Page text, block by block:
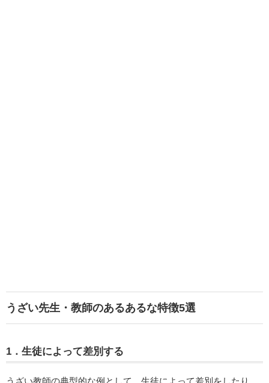
うざい先生・教師のあるあるな特徴5選
1．生徒によって差別する
うざい教師の典型的な例として、生徒によって差別をしたり、